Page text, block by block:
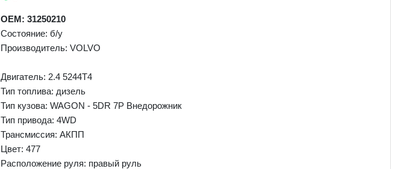
OEM: 31250210
Состояние: б/у
Производитель: VOLVO
Двигатель: 2.4 5244T4
Тип топлива: дизель
Тип кузова: WAGON - 5DR 7P Внедорожник
Тип привода: 4WD
Трансмиссия: АКПП
Цвет: 477
Расположение руля: правый руль